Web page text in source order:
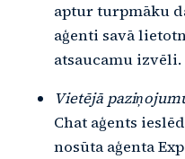
aptur turpmāku
aģenti savā
atsaucamu izvēli.
Vietējā
Chat aģents
nosūta aģenta